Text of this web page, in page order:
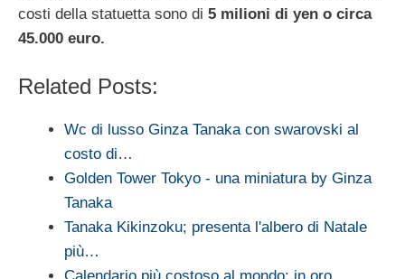
costi della statuetta sono di 5 milioni di yen o circa
45.000 euro.
Related Posts:
Wc di lusso Ginza Tanaka con swarovski al
costo di…
Golden Tower Tokyo - una miniatura by Ginza
Tanaka
Tanaka Kikinzoku; presenta l'albero di Natale
più…
Calendario più costoso al mondo: in oro